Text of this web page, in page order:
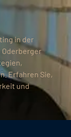
in der
Oderberger
Erfahren Sie,
und